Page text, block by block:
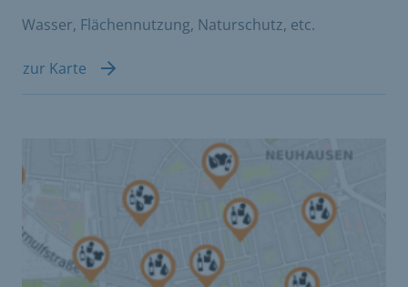
Wasser, Flächennutzung, Naturschutz, etc.
zur Karte